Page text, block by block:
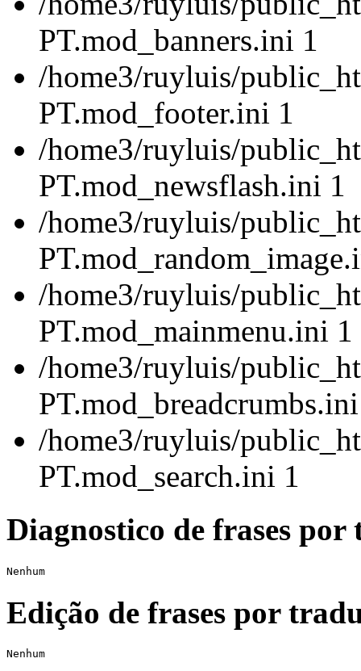
PT.mod_banners.ini 1
/home3/ruyluis/
PT.mod_footer.ini 1
/home3/ruyluis/
PT.mod_newsflash.ini 1
/home3/ruyluis/
/home3/ruyluis/
PT.mod_mainmenu.ini 1
/home3/ruyluis/
/home3/ruyluis/
PT.mod_search.ini 1
Diagnostico de frases
Nenhum
Edição de frases por
Nenhum